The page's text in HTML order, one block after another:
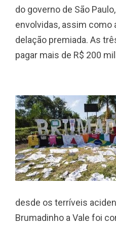
do governo de São
envolvidas, assim como
delação premiada. As
pagar mais de R$ 200
desde os terríveis
Brumadinho a Vale foi